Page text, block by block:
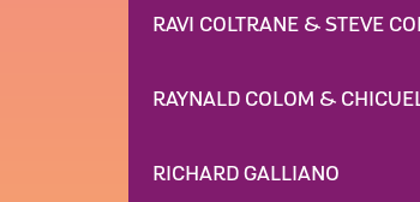
RAVI COLTRANE & STEVE
RAYNALD COLOM &
RICHARD GALLIANO